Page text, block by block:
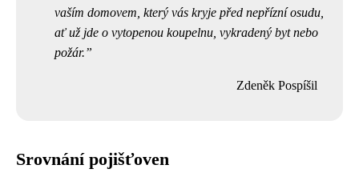
vaším domovem, který vás kryje před nepřízní osudu,
ať už jde o vytopenou koupelnu, vykradený byt nebo
požár.
Zdeněk Pospíšil
Srovnání pojišťoven